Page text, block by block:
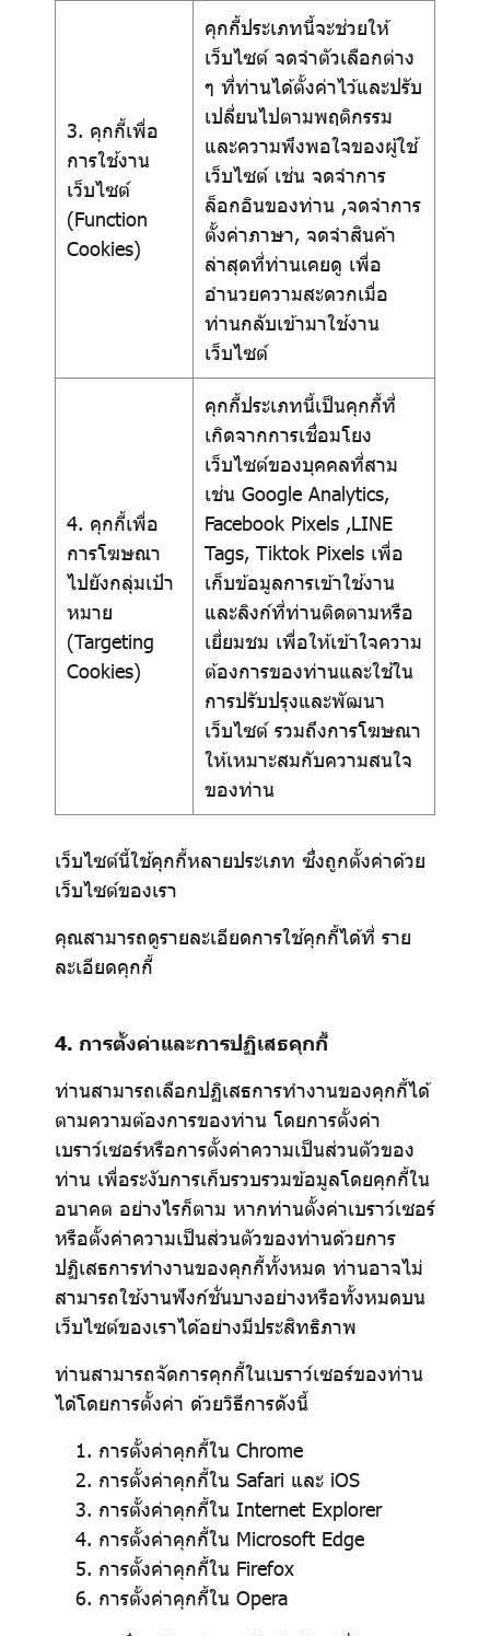
3. คุกกี้เพื่อ
การใช้งาน
เว็บไซต์
(Function
Cookies)
คุกกี้ประเภทนี้จะช่วยให้
เว็บไซต์ จดจำตัวเลือกต่าง
ๆ ที่ท่านได้ตั้งค่าไว้และปรับ
เปลี่ยนไปตามพฤติกรรม
และความพึงพอใจของผู้ใช้
เว็บไซต์ เช่น จดจำการ
ล็อกอินของท่าน ,จดจำการ
ตั้งค่าภาษา, จดจำสินค้า
ล่าสุดที่ท่านเคยดู เพื่อ
อำนวยความสะดวกเมื่อ
ท่านกลับเข้ามาใช้งาน
เว็บไซต์
4. คุกกี้เพื่อ
การโฆษณา
ไปยังกลุ่มเป้า
หมาย
(Targeting
Cookies)
คุกกี้ประเภทนี้เป็นคุกกี้ที่
เกิดจากการเชื่อมโยง
เว็บไซต์ของบุคคลที่สาม
เช่น Google Analytics,
Facebook Pixels ,LINE
Tags, Tiktok Pixels เพื่อ
เก็บข้อมูลการเข้าใช้งาน
และลิงก์ที่ท่านติดตามหรือ
เยี่ยมชม เพื่อให้เข้าใจความ
ต้องการของท่านและใช้ใน
การปรับปรุงและพัฒนา
เว็บไซต์ รวมถึงการโฆษณา
ให้เหมาะสมกับความสนใจ
ของท่าน
เว็บไซต์นี้ใช้คุกกี้หลายประเภท ซึ่งถูกตั้งค่าด้วย
เว็บไซต์ของเรา
คุณสามารถดูรายละเอียดการใช้คุกกี้ได้ที่ ราย
ละเอียดคุกกี้
4. การตั้งค่าและการปฏิเสธคุกกี้
ท่านสามารถเลือกปฏิเสธการทำงานของคุกกี้ได้
ตามความต้องการของท่าน โดยการตั้งค่า
เบราว์เซอร์หรือการตั้งค่าความเป็นส่วนตัวของ
ท่าน เพื่อระงับการเก็บรวบรวมข้อมูลโดยคุกกี้ใน
อนาคต อย่างไรก็ตาม หากท่านตั้งค่าเบราว์เซอร์
หรือตั้งค่าความเป็นส่วนตัวของท่านด้วยการ
ปฏิเสธการทำงานของคุกกี้ทั้งหมด ท่านอาจไม่
สามารถใช้งานฟังก์ชั่นบางอย่างหรือทั้งหมดบน
เว็บไซต์ของเราได้อย่างมีประสิทธิภาพ
ท่านสามารถจัดการคุกกี้ในเบราว์เซอร์ของท่าน
ได้โดยการตั้งค่า ด้วยวิธีการดังนี้
การตั้งค่าคุกกี้ใน Chrome
การตั้งค่าคุกกี้ใน Safari และ iOS
การตั้งค่าคุกกี้ใน Internet Explorer
การตั้งค่าคุกกี้ใน Microsoft Edge
การตั้งค่าคุกกี้ใน Firefox
การตั้งค่าคุกกี้ใน Opera